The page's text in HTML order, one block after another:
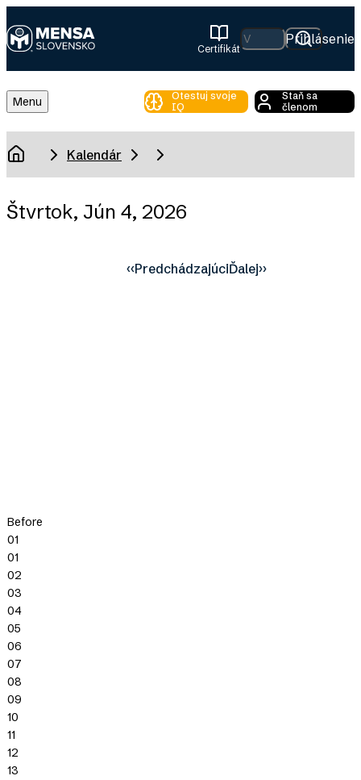
to
main
content
Certifikát
Hľadať Prihlásenie
Toggle
Menu
Otestuj svoje
IQ
Staň sa
členom
BreadcrumbKalendár
Štvrtok, Jún 4, 2026
‹‹PredchádzajúciĎalej››
Before
01
01
02
03
04
05
06
07
08
09
10
11
12
13